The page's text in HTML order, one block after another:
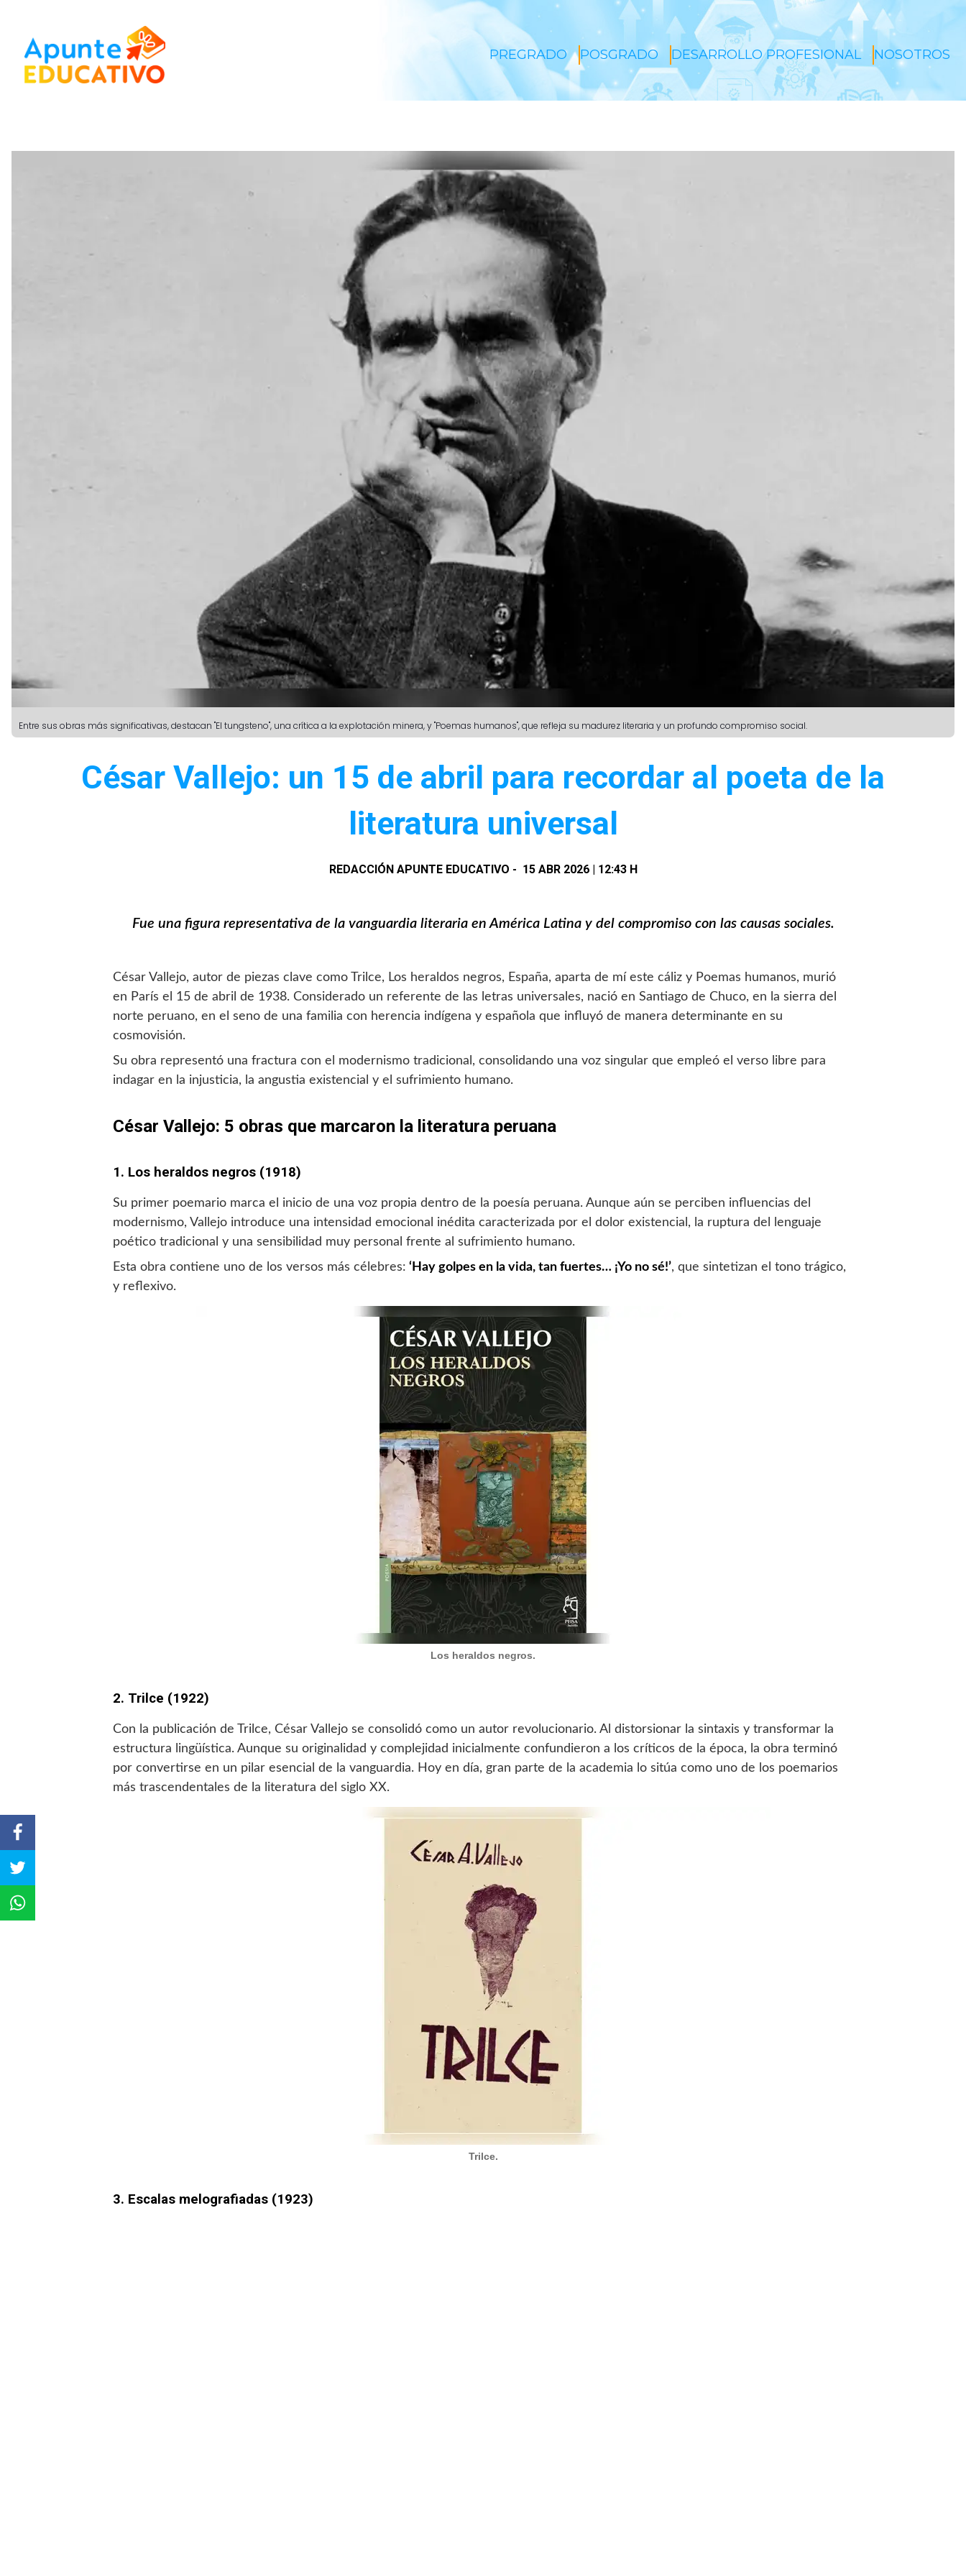
PREGRADO POSGRADO DESARROLLO PROFESIONAL NOSOTROS
Entre sus obras más significativas, destacan "El tungsteno", una crítica a la explotación minera, y "Poemas humanos", que refleja su madurez literaria y un profundo compromiso social.
César Vallejo: un 15 de abril para recordar al poeta de la
literatura universal
REDACCIÓN APUNTE EDUCATIVO - 15 ABR 2026 | 12:43 H
Fue una figura representativa de la vanguardia literaria en América Latina y del compromiso con las causas sociales.
César Vallejo, autor de piezas clave como Trilce, Los heraldos negros, España, aparta de mí este cáliz y Poemas humanos, murió
en París el 15 de abril de 1938. Considerado un referente de las letras universales, nació en Santiago de Chuco, en la sierra del
norte peruano, en el seno de una familia con herencia indígena y española que influyó de manera determinante en su
cosmovisión.
Su obra representó una fractura con el modernismo tradicional, consolidando una voz singular que empleó el verso libre para
indagar en la injusticia, la angustia existencial y el sufrimiento humano.
César Vallejo: 5 obras que marcaron la literatura peruana
1. Los heraldos negros (1918)
Su primer poemario marca el inicio de una voz propia dentro de la poesía peruana. Aunque aún se perciben influencias del
modernismo, Vallejo introduce una intensidad emocional inédita caracterizada por el dolor existencial, la ruptura del lenguaje
poético tradicional y una sensibilidad muy personal frente al sufrimiento humano.
Esta obra contiene uno de los versos más célebres: ‘Hay golpes en la vida, tan fuertes… ¡Yo no sé!’, que sintetizan el tono trágico,
y reflexivo.
Los heraldos negros.
2. Trilce (1922)
Con la publicación de Trilce, César Vallejo se consolidó como un autor revolucionario. Al distorsionar la sintaxis y transformar la
estructura lingüística. Aunque su originalidad y complejidad inicialmente confundieron a los críticos de la época, la obra terminó
por convertirse en un pilar esencial de la vanguardia. Hoy en día, gran parte de la academia lo sitúa como uno de los poemarios
más trascendentales de la literatura del siglo XX.
Trilce.
3. Escalas melografiadas (1923)